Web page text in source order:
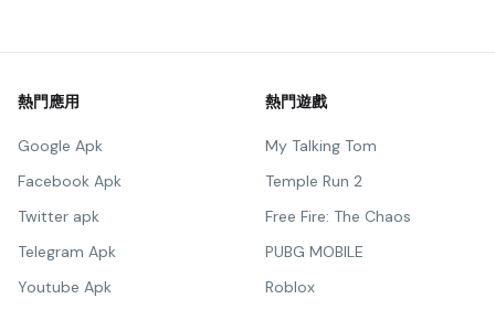
熱門應用
Google Apk
Facebook Apk
Twitter apk
Telegram Apk
Youtube Apk
熱門遊戲
My Talking Tom
Temple Run 2
Free Fire: The Chaos
PUBG MOBILE
Roblox